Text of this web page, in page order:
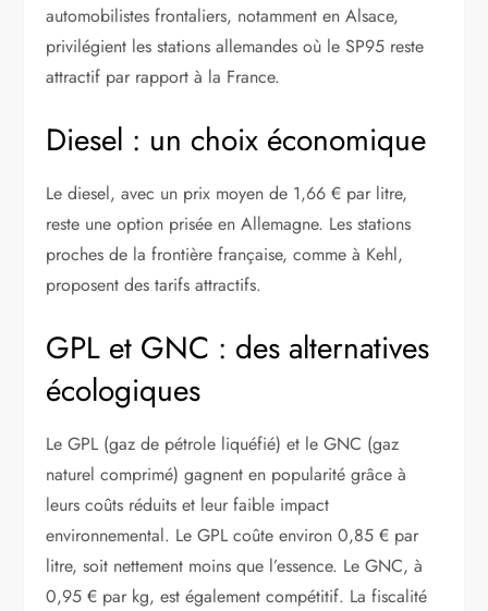
automobilistes frontaliers, notamment en Alsace,
privilégient les stations allemandes où le SP95 reste
attractif par rapport à la France.
Diesel : un choix économique
Le diesel, avec un prix moyen de 1,66 € par litre,
reste une option prisée en Allemagne. Les stations
proches de la frontière française, comme à Kehl,
proposent des tarifs attractifs.
GPL et GNC : des alternatives
écologiques
Le GPL (gaz de pétrole liquéfié) et le GNC (gaz
naturel comprimé) gagnent en popularité grâce à
leurs coûts réduits et leur faible impact
environnemental. Le GPL coûte environ 0,85 € par
litre, soit nettement moins que l’essence. Le GNC, à
0,95 € par kg, est également compétitif. La fiscalité